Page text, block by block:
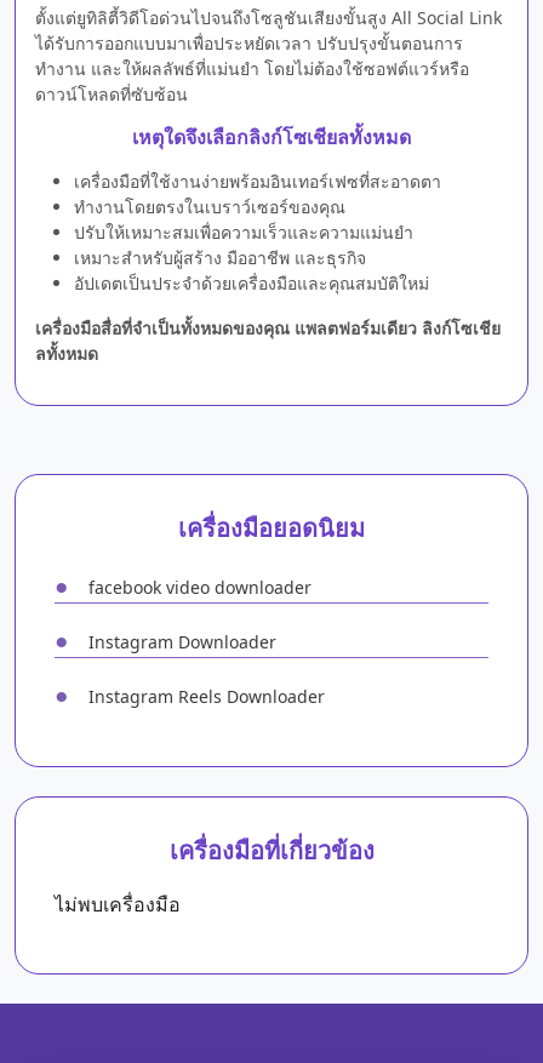
ตั้งแต่ยูทิลิตี้วิดีโอด่วนไปจนถึงโซลูชันเสียงขั้นสูง All Social Link
ได้รับการออกแบบมาเพื่อประหยัดเวลา ปรับปรุงขั้นตอนการ
ทำงาน และให้ผลลัพธ์ที่แม่นยำ โดยไม่ต้องใช้ซอฟต์แวร์หรือ
ดาวน์โหลดที่ซับซ้อน
เหตุใดจึงเลือกลิงก์โซเชียลทั้งหมด
เครื่องมือที่ใช้งานง่ายพร้อมอินเทอร์เฟซที่สะอาดตา
ทำงานโดยตรงในเบราว์เซอร์ของคุณ
ปรับให้เหมาะสมเพื่อความเร็วและความแม่นยำ
เหมาะสำหรับผู้สร้าง มืออาชีพ และธุรกิจ
อัปเดตเป็นประจำด้วยเครื่องมือและคุณสมบัติใหม่
เครื่องมือสื่อที่จำเป็นทั้งหมดของคุณ แพลตฟอร์มเดียว ลิงก์โซเชีย
ลทั้งหมด
เครื่องมือยอดนิยม
●
facebook video downloader
● Instagram Downloader
● Instagram Reels Downloader
เครื่องมือที่เกี่ยวข้อง
ไม่พบเครื่องมือ